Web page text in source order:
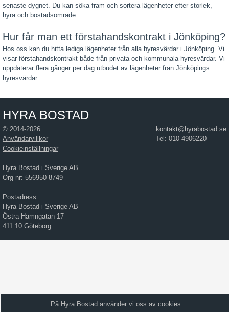
senaste dygnet. Du kan söka fram och sortera lägenheter efter storlek,
hyra och bostadsområde.
Hur får man ett förstahandskontrakt i Jönköping?
Hos oss kan du hitta lediga lägenheter från alla hyresvärdar i Jönköping. Vi
visar förstahandskontrakt både från privata och kommunala hyresvärdar. Vi
uppdaterar flera gånger per dag utbudet av lägenheter från Jönköpings
hyresvärdar.
HYRA BOSTAD
kontakt@hyrabostad.se
Tel: 010-4906220
© 2014-2026
Användarvillkor
Cookieinställningar
Hyra Bostad i Sverige AB
Org-nr: 556950-8749
Postadress
Hyra Bostad i Sverige AB
Östra Hamngatan 17
411 10 Göteborg
På Hyra Bostad använder vi oss av cookies